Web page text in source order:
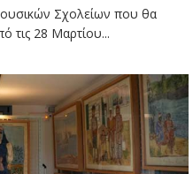
Σχολείων που θα
τις 28 Μαρτίου...